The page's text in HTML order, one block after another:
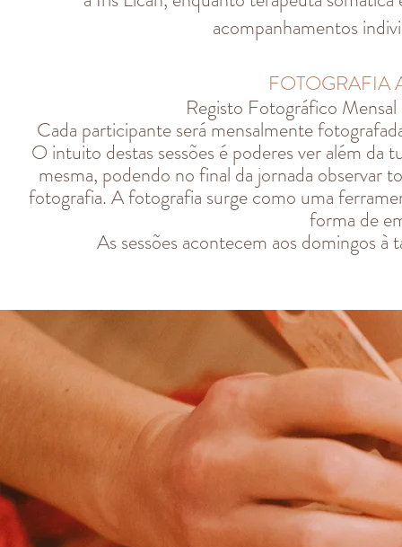
acompanhamentos
FOTOGRAFIA
Registo Fotográfico
Cada participante será mensalmente
O intuito destas sessões é poderes ver além
mesma, podendo no final da jornada observar
fotografia. A fotografia surge como uma
forma de
As sessões acontecem aos domingos